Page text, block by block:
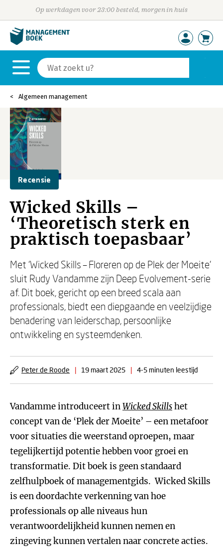
Op werkdagen voor 23:00 besteld, morgen in huis
Algemeen management
Recensie
Wicked Skills –
‘Theoretisch sterk en
praktisch toepasbaar’
Met ‘Wicked Skills – Floreren op de Plek der Moeite’
sluit Rudy Vandamme zijn Deep Evolvement-serie
af. Dit boek, gericht op een breed scala aan
professionals, biedt een diepgaande en veelzijdige
benadering van leiderschap, persoonlijke
ontwikkeling en systeemdenken.
Peter de Roode | 19 maart 2025 | 4-5 minuten leestijd
Vandamme introduceert inWicked Skillshet
concept van de ‘Plek der Moeite’ – een metafoor
voor situaties die weerstand oproepen, maar
tegelijkertijd potentie hebben voor groei en
transformatie. Dit boek is geen standaard
zelfhulpboek of managementgids. Wicked Skills
is een doordachte verkenning van hoe
professionals op alle niveaus hun
verantwoordelijkheid kunnen nemen en
zingeving kunnen vertalen naar concrete acties.